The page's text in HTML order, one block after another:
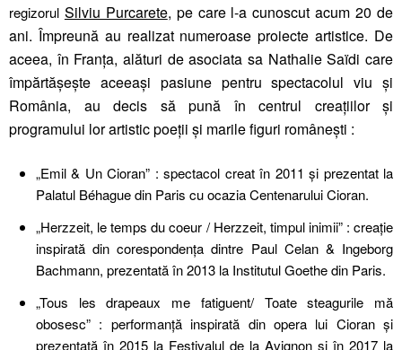
regizorul Silviu Purcarete, pe care l-a cunoscut acum 20 de
ani. Împreună au realizat numeroase proiecte artistice. De
aceea, în Franța, alături de asociata sa Nathalie Saïdi care
împărtășește aceeași pasiune pentru spectacolul viu și
România, au decis să pună în centrul creațiilor și
programului lor artistic poeții și marile figuri românești :
„Emil & Un Cioran” : spectacol creat în 2011 și prezentat la
Palatul Béhague din Paris cu ocazia Centenarului Cioran.
„Herzzeit, le temps du coeur / Herzzeit, timpul inimii” : creație
inspirată din corespondența dintre Paul Celan & Ingeborg
Bachmann, prezentată în 2013 la Institutul Goethe din Paris.
„Tous les drapeaux me fatiguent/ Toate steagurile mă
obosesc” : performanță inspirată din opera lui Cioran și
prezentată în 2015 la Festivalul de la Avignon și în 2017 la